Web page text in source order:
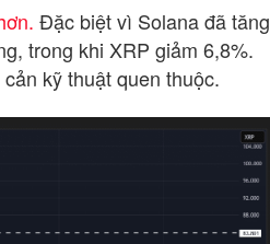
Đặc biệt vì Solana đã tăng
trong khi XRP giảm 6,8%.
kỹ thuật quen thuộc.